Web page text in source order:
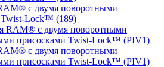
с двумя поворотными
Twist-Lock™ (189)
с двумя поворотными
присосками Twist-Lock™ (PIV1)